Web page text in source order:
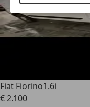
Fiat Fiorino1.6i
€ 2.100